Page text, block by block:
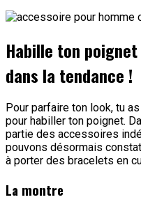
Habille ton
dans la tendance !
Pour parfaire ton look, tu
pour habiller ton poignet.
partie des accessoires
pouvons désormais
à porter des bracelets en
La montre